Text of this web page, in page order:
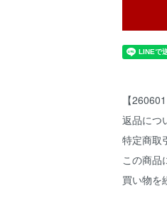
【
返品につ
特定商取
この商品
買い物を